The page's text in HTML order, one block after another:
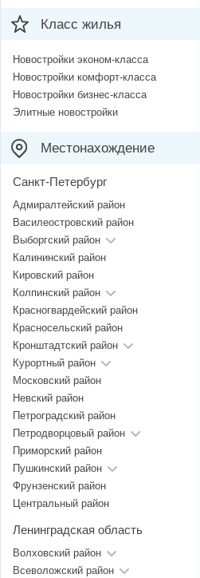
Класс жилья
Новостройки эконом-класса
Новостройки комфорт-класса
Новостройки бизнес-класса
Элитные новостройки
Местонахождение
Санкт-Петербург
Адмиралтейский район
Василеостровский район
Выборгский район
Калининский район
Кировский район
Колпинский район
Красногвардейский район
Красносельский район
Кронштадтский район
Курортный район
Московский район
Невский район
Петроградский район
Петродворцовый район
Приморский район
Пушкинский район
Фрунзенский район
Центральный район
Ленинградская область
Волховский район
Всеволожский район